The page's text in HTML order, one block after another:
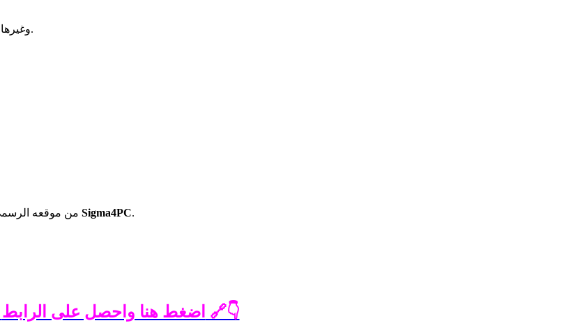
تسليط الضوء على الأكواد لأكثر من لغة برمجة مثل HTML و PHP و Java وغيرها.
Sigma4PC.
✅ اضغط هنا واحصل على الرابط 🔗👇